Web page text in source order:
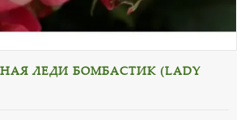
ЛЕДИ БОМБАСТИК (LADY